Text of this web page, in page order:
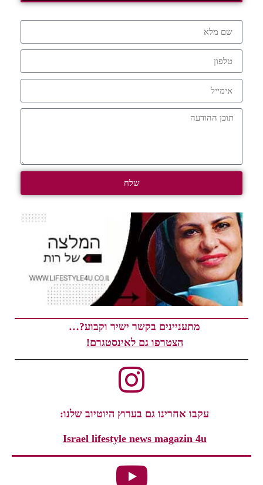
שלח
מתעניינים בקשר ישיר וקבוע?…
הצטרפו גם לאינסטגרם!
עקבו אחרינו גם בערוץ היוטיוב שלנו:
Israel lifestyle news magazin 4u